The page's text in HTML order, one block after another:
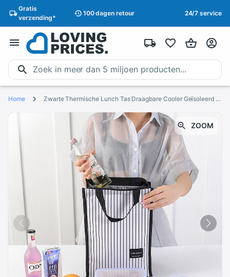
Gratis
verzending*
100 dagen retour 24/7 service
Home Zwarte Thermische Lunch Tas Draagbare Cooler Geïsoleerd Picknick Bento Tote Reizen Fruit Drinken Voedsel Verse Organizer Accessoires Benodigdheden
ZOOM